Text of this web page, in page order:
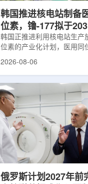
韩国推进核电站制备
位素，镥-177拟于
业化生产
韩国正推进利用核电站生产
位素的产业化计划，医用同
镥-177(Lu-177)被列为首个
产，后续还可能将产品范围
钴-60、氚-3和氦-3等同位
177是当前全球放射性药物
用较广的治疗性放射性同位
于前列腺癌、神经内分泌肿
相关放射性药物。此前，韩
Lu-177完全依赖进口。由于
期约为6.6天，从生产、运
2026-08-06
俄罗斯计划2027年前